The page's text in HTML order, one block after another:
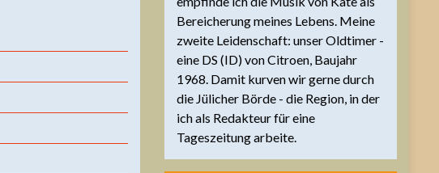
Bereicherung meines Lebens. Meine
zweite Leidenschaft: unser Oldtimer -
eine DS (ID) von Citroen, Baujahr
1968. Damit kurven wir gerne durch
die Jülicher Börde - die Region, in der
ich als Redakteur für eine
Tageszeitung arbeite.